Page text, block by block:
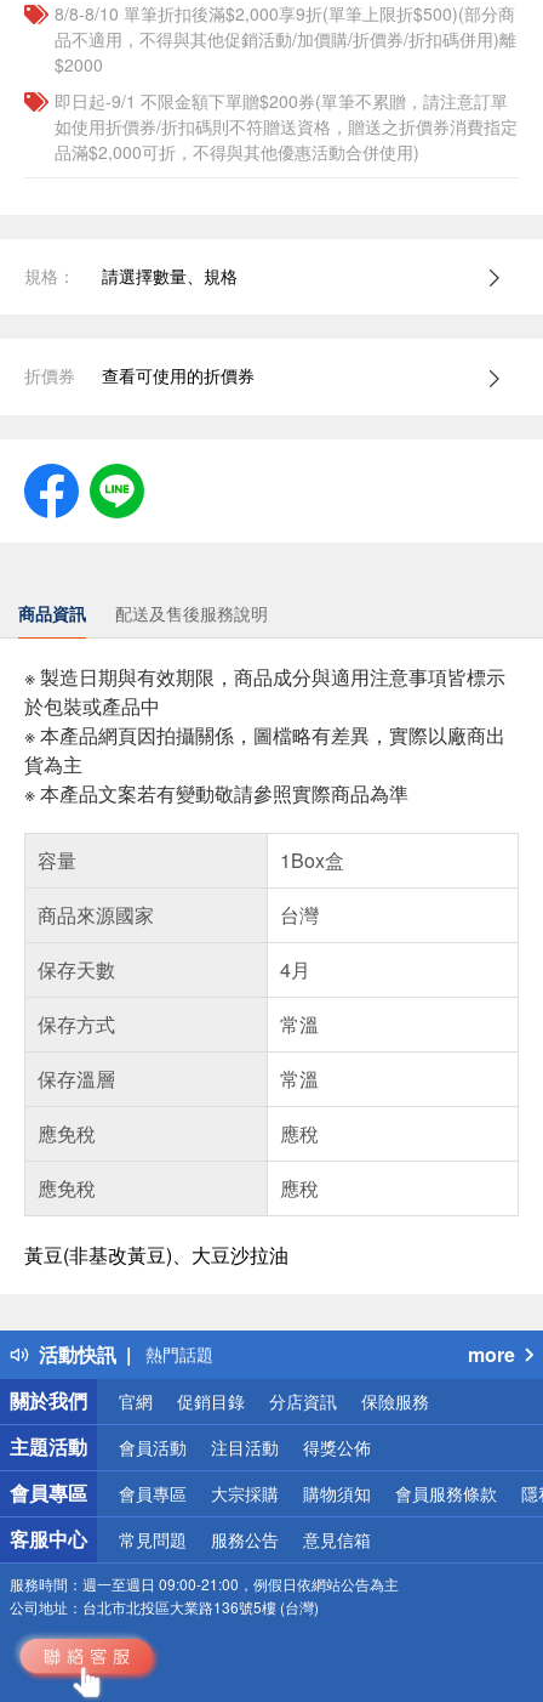
8/8-8/10 單筆折扣後滿$2,000享9折(單筆上限折$500)(部分商
品不適用，不得與其他促銷活動/加價購/折價券/折扣碼併用)離
$2000
即日起-9/1 不限金額下單贈$200券(單筆不累贈，請注意訂單
如使用折價券/折扣碼則不符贈送資格，贈送之折價券消費指定
品滿$2,000可折，不得與其他優惠活動合併使用)
規格： 請選擇數量、規格
折價券 查看可使用的折價券
商品資訊 配送及售後服務說明
※ 製造日期與有效期限，商品成分與適用注意事項皆標示
於包裝或產品中
※ 本產品網頁因拍攝關係，圖檔略有差異，實際以廠商出
貨為主
※ 本產品文案若有變動敬請參照實際商品為準
容量
1Box盒
商品來源國家
台灣
保存天數
4月
保存方式
常溫
保存溫層
常溫
應免稅
應稅
應免稅
應稅
黃豆(非基改黃豆)、大豆沙拉油
活動快訊
得獎公告
熱門話題
銀行優惠
偏遠地區配送
詐騙網頁！請小心！
more
關於我們
官網 促銷目錄 分店資訊 保險服務
主題活動 會員活動 注目活動 得獎公佈
會員專區 會員專區 大宗採購 購物須知 會員服務條款 隱
客服中心 常見問題 服務公告 意見信箱
服務時間： 週一至週日 09:00-21:00，例假日依網站公告為主
公司地址： 台北市北投區大業路136號5樓 (台灣)